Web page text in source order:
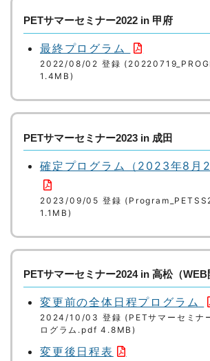
PETサマーセミナー2022 in 甲府
最終プログラム
2022/08/02 登録
1.4MB)
PETサマーセミナー2023 in 成田
確定プログラム（2023年8月
2023/09/05 登録
1.1MB)
PETサマーセミナー2024 in 高松（WEB
変更前の全体日程プログラム
2024/10/03 登録 (PETサマーセミナ
ログラム.pdf 4.8MB)
変更後日程表